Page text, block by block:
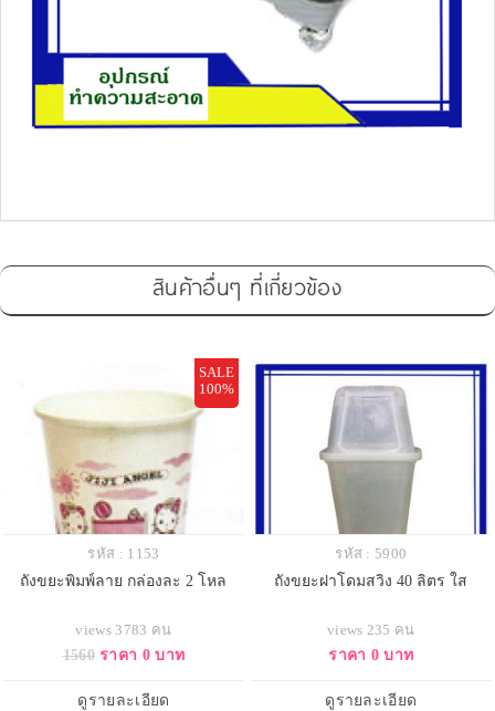
สินค้าอื่นๆ ที่เกี่ยวข้อง
SALE
100%
รหัส : 1153
ถังขยะพิมพ์ลาย กล่องละ 2 โหล
views 3783 คน
1560 ราคา 0 บาท
ดูรายละเอียด
รหัส : 5900
ถังขยะฝาโดมสวิง 40 ลิตร ใส
views 235 คน
ราคา 0 บาท
ดูรายละเอียด